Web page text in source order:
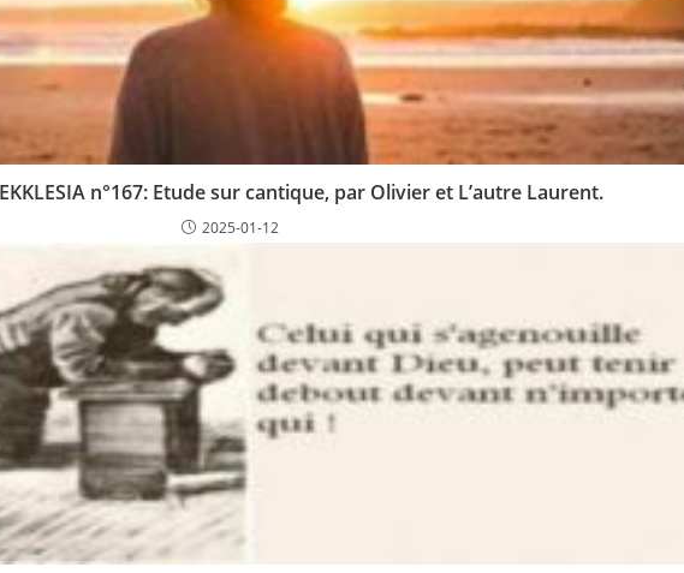
n°167: Etude sur cantique, par Olivier et L’autre Laurent.
2025-01-12